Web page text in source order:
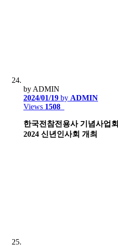
by ADMIN
2024/01/19 by ADMIN
Views 1508
한국전참전용사 기념사업회
2024 신년인사회 개최